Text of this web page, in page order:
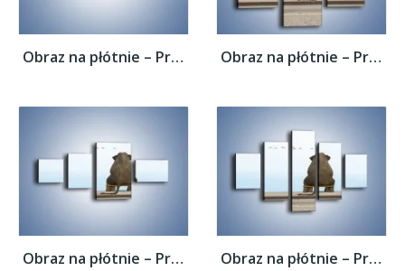
Obraz na płótnie – Przemyślenia słonia w... Obraz na płótnie – Przemyślenia słonia w...
Obraz na płótnie – Przemyślenia słonia w... Obraz na płótnie – Przemyślenia słonia w...